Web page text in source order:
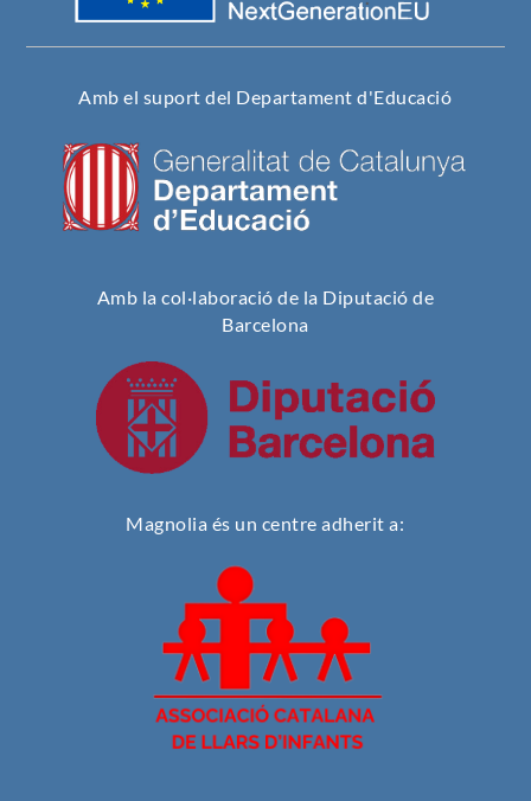
Amb el suport del Departament d'Educació
Amb la col·laboració de la Diputació de
Barcelona
Magnolia és un centre adherit a: